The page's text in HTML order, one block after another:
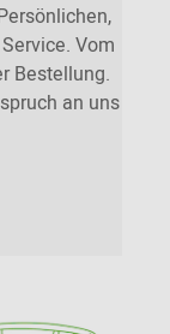
Vom
Bestellung.
an uns